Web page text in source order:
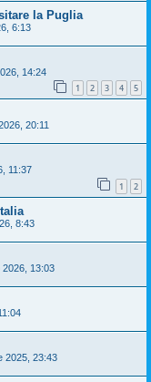
la Puglia
6:13
14:24
1 2 3 4 5
20:11
11:37
1 2
8:43
2026, 13:03
2025, 23:43